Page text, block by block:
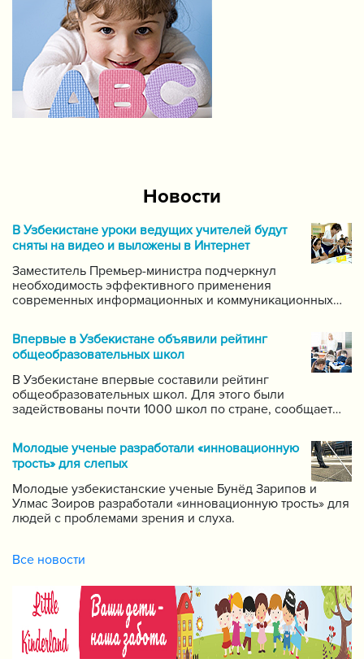
Новости
В Узбекистане уроки ведущих учителей будут
сняты на видео и выложены в Интернет
Заместитель Премьер-министра подчеркнул
необходимость эффективного применения
современных информационных и коммуникационных
систему для размещения в интернете видео-уроков
самых ведущих учителей по каждому предмету.
Впервые в Узбекистане объявили рейтинг
общеобразовательных школ
В Узбекистане впервые составили рейтинг
общеобразовательных школ. Для этого были
задействованы почти 1000 школ по стране, сообщает
за качеством образования при Кабинете Министров
Республики Узбекистан.
Молодые ученые разработали «инновационную
трость» для слепых
Молодые узбекистанские ученые Бунёд Зарипов и
Улмас Зоиров разработали «инновационную трость» для
людей с проблемами зрения и слуха.
Все новости